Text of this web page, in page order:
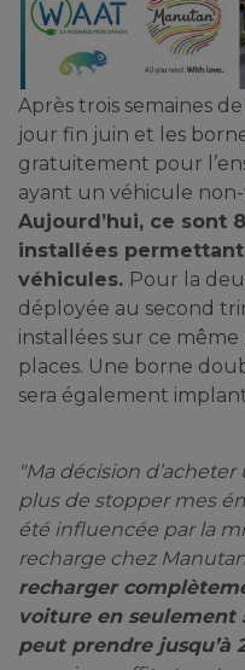
Après trois semaines
jour fin juin et les
gratuitement pour
ayant un véhicule
Aujourd’hui, ce sont
installées
véhicules. Pour la
déployée au second
installées sur ce
places. Une borne
sera également
"Ma décision
plus de stopper mes
été influencée par la
recharge chez
recharger
voiture en seulement
peut prendre jusqu’à